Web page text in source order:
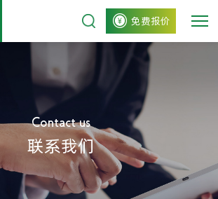
免费报价
Contact us
联系我们